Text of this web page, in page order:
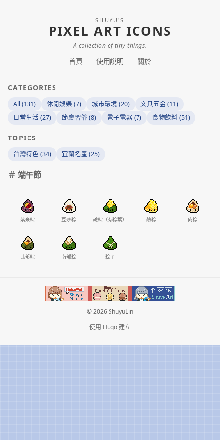
SHUYU'S
PIXEL ART ICONS
A collection of tiny things.
首頁 使用說明 關於
CATEGORIES
All (131) 休閒娛樂 (7) 城市環境 (20)
文具五金 (11)
日常生活 (27)
節慶習俗 (8) 電子電器 (7) 食物飲料 (51)
TOPICS
台灣特色 (34) 宜蘭名產 (25)
＃ 端午節
紫米粽 豆沙粽 鹼粽（有粽葉） 鹼粽 肉粽
北部粽 南部粽 粽子
© 2026 ShuyuLin
使用 Hugo建立